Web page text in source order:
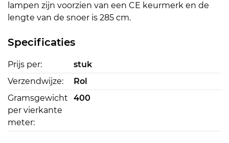
lampen zijn voorzien van een CE keurmerk en de
lengte van de snoer is 285 cm.
Specificaties
Prijs per:
stuk
Verzendwijze:
Rol
Gramsgewicht
per vierkante
meter:
400